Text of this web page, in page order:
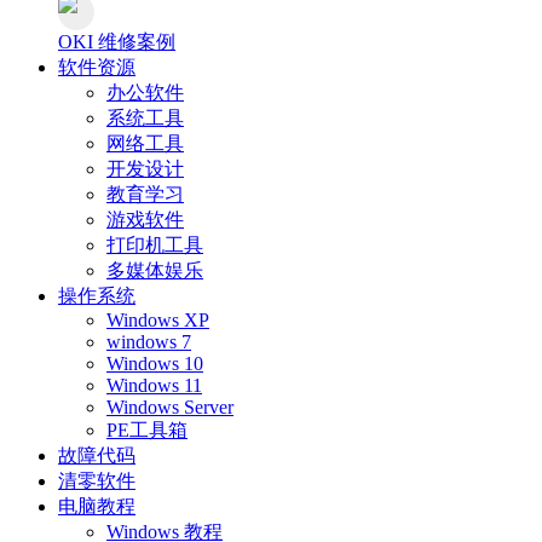
OKI 维修案例
软件资源
办公软件
系统工具
网络工具
开发设计
教育学习
游戏软件
打印机工具
多媒体娱乐
操作系统
Windows XP
windows 7
Windows 10
Windows 11
Windows Server
PE工具箱
故障代码
清零软件
电脑教程
Windows 教程